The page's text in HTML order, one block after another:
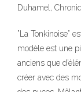
Duhamel,
”La Tonkinoise”
modèle est une
anciens que
créer avec des